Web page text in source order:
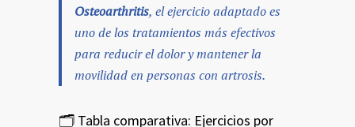
Osteoarthritis, el ejercicio adaptado es
uno de los tratamientos más efectivos
para reducir el dolor y mantener la
movilidad en personas con artrosis.
🗂️ Tabla comparativa: Ejercicios por